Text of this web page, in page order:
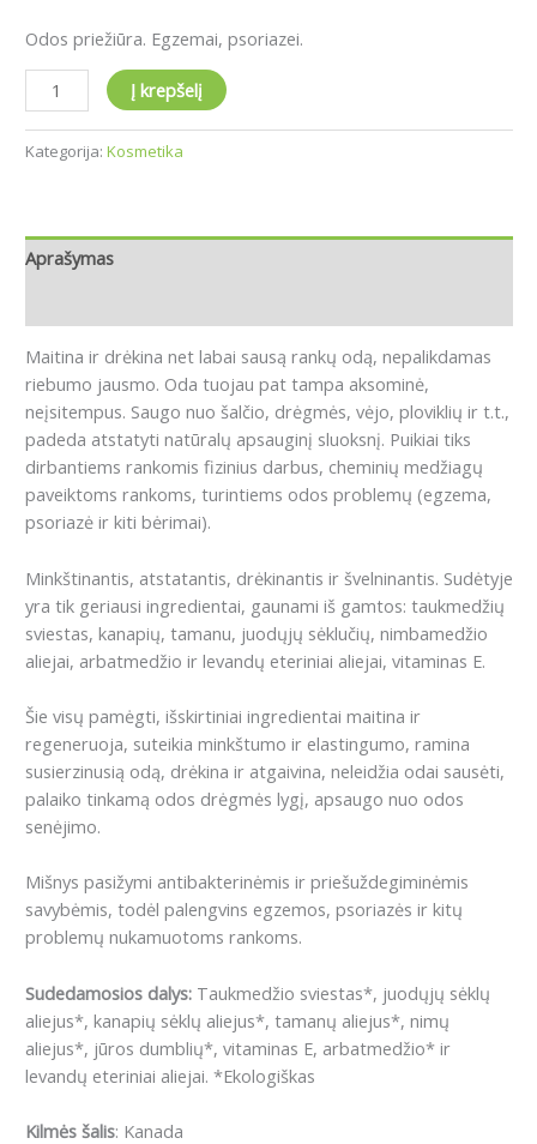
Odos priežiūra. Egzemai, psoriazei.
Į krepšelį
Kategorija: Kosmetika
Aprašymas
Maitina ir drėkina net labai sausą rankų odą, nepalikdamas
riebumo jausmo. Oda tuojau pat tampa aksominė,
neįsitempus. Saugo nuo šalčio, drėgmės, vėjo, ploviklių ir t.t.,
padeda atstatyti natūralų apsauginį sluoksnį. Puikiai tiks
dirbantiems rankomis fizinius darbus, cheminių medžiagų
paveiktoms rankoms, turintiems odos problemų (egzema,
psoriazė ir kiti bėrimai).
Minkštinantis, atstatantis, drėkinantis ir švelninantis. Sudėtyje
yra tik geriausi ingredientai, gaunami iš gamtos: taukmedžių
sviestas, kanapių, tamanu, juodųjų sėklučių, nimbamedžio
aliejai, arbatmedžio ir levandų eteriniai aliejai, vitaminas E.
Šie visų pamėgti, išskirtiniai ingredientai maitina ir
regeneruoja, suteikia minkštumo ir elastingumo, ramina
susierzinusią odą, drėkina ir atgaivina, neleidžia odai sausėti,
palaiko tinkamą odos drėgmės lygį, apsaugo nuo odos
senėjimo.
Mišnys pasižymi antibakterinėmis ir priešuždegiminėmis
savybėmis, todėl palengvins egzemos, psoriazės ir kitų
problemų nukamuotoms rankoms.
Sudedamosios dalys: Taukmedžio sviestas*, juodųjų sėklų
aliejus*, kanapių sėklų aliejus*, tamanų aliejus*, nimų
aliejus*, jūros dumblių*, vitaminas E, arbatmedžio* ir
levandų eteriniai aliejai. *Ekologiškas
Kilmės šalis: Kanada